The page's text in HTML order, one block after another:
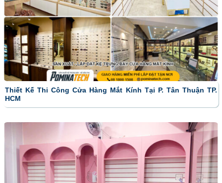
Thiết Kế Thi Công Cửa Hàng Mắt Kính Tại P. Tân Thuận TP.
HCM